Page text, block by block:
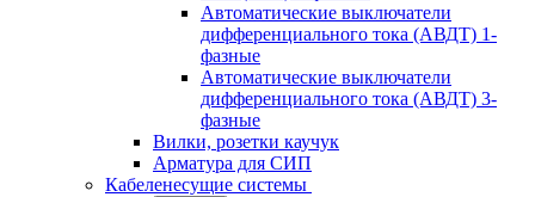
Автоматические выключатели
дифференциального тока (АВДТ) 1-
фазные
Автоматические выключатели
дифференциального тока (АВДТ) 3-
фазные
Вилки, розетки каучук
Арматура для СИП
Кабеленесущие системы